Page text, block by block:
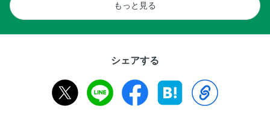
もっと見る
シェアする